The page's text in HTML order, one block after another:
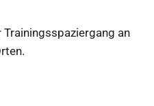
an